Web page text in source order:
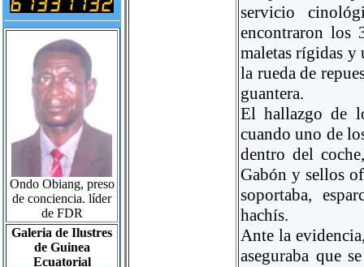
Ondo Obiang, preso
de conciencia. líder
de FDR
Galeria de Ilustres
de Guinea
Ecuatorial
servicio
encontraron los
maletas rígidas y
la rueda de
guantera.
El hallazgo de
cuando uno de
dentro del
Gabón y sellos
soportaba,
hachís.
Ante la
aseguraba que